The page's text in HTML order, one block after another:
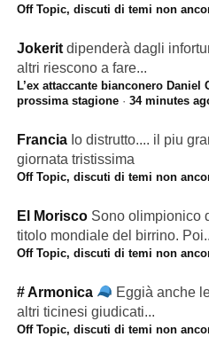
Off Topic, discuti di temi non
Jokerit dipenderà dagli
altri riescono a fare...
L’ex attaccante bianconero Daniel
prossima stagione· 34 minutes
Francia Io distrutto.... il piu
giornata tristissima
Off Topic, discuti di temi non
El Morisco Sono olimpionico
titolo mondiale del birrino.
Off Topic, discuti di temi non
# Armonica
Eggià anche
altri ticinesi giudicati...
Off Topic, discuti di temi non